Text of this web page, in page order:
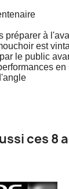
préparer à
est
le public
ces